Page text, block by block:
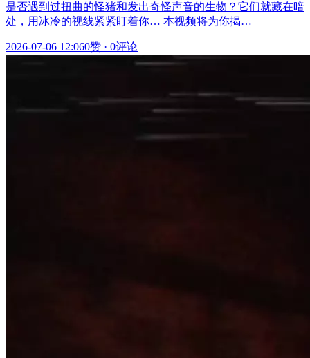
是否遇到过扭曲的怪猪和发出奇怪声音的生物？它们就藏在暗
处，用冰冷的视线紧紧盯着你… 本视频将为你揭…
2026-07-06 12:060赞 · 0评论